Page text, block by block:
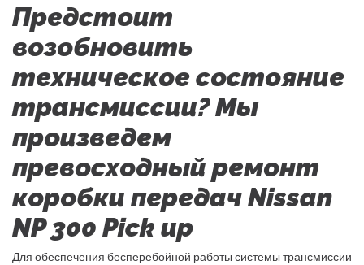
Предстоит
возобновить
техническое состояние
трансмиссии? Мы
произведем
превосходный ремонт
коробки передач Nissan
NP 300 Pick up
Для обеспечения бесперебойной работы системы трансмиссии